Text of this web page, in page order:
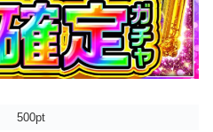
500pt